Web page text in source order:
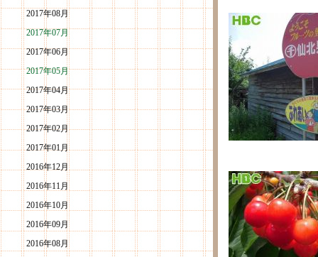
2017年08月
2017年07月
2017年06月
2017年05月
2017年04月
2017年03月
2017年02月
2017年01月
2016年12月
2016年11月
2016年10月
2016年09月
2016年08月